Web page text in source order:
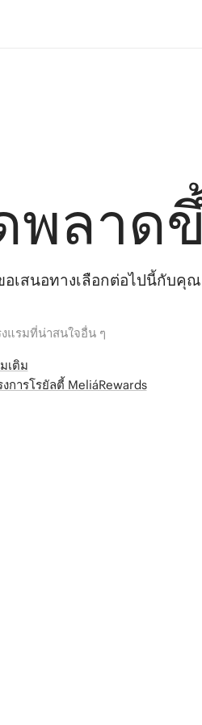
พลาด
เสนอทางเลือกต่อไปนี้กับคุ
แรมที่น่าสนใจอื่น ๆ
เติม
การโรยัลตี้ MeliáRewards